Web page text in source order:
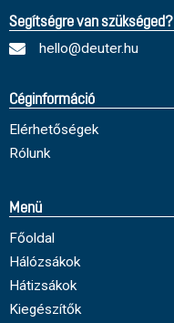
Segítségre van szükséged?
hello@deuter.hu
Céginformáció
Elérhetőségek
Rólunk
Menü
Főoldal
Hálózsákok
Hátizsákok
Kiegészítők